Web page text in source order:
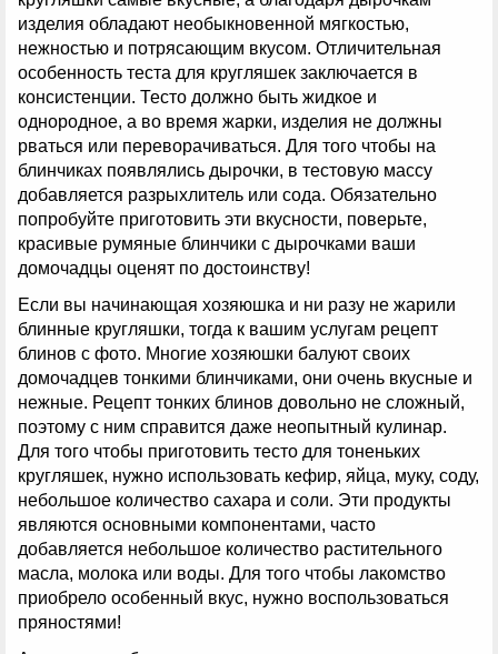
изделия обладают необыкновенной мягкостью,
нежностью и потрясающим вкусом. Отличительная
особенность теста для кругляшек заключается в
консистенции. Тесто должно быть жидкое и
однородное, а во время жарки, изделия не должны
рваться или переворачиваться. Для того чтобы на
блинчиках появлялись дырочки, в тестовую массу
добавляется разрыхлитель или сода. Обязательно
попробуйте приготовить эти вкусности, поверьте,
красивые румяные блинчики с дырочками ваши
домочадцы оценят по достоинству!
Если вы начинающая хозяюшка и ни разу не жарили
блинные кругляшки, тогда к вашим услугам рецепт
блинов с фото. Многие хозяюшки балуют своих
домочадцев тонкими блинчиками, они очень вкусные и
нежные. Рецепт тонких блинов довольно не сложный,
поэтому с ним справится даже неопытный кулинар.
Для того чтобы приготовить тесто для тоненьких
кругляшек, нужно использовать кефир, яйца, муку, соду,
небольшое количество сахара и соли. Эти продукты
являются основными компонентами, часто
добавляется небольшое количество растительного
масла, молока или воды. Для того чтобы лакомство
приобрело особенный вкус, нужно воспользоваться
пряностями!